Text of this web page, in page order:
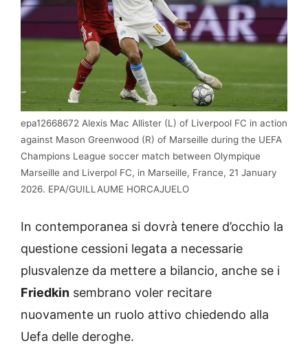
epa12668672 Alexis Mac Allister (L) of Liverpool FC in action
against Mason Greenwood (R) of Marseille during the UEFA
Champions League soccer match between Olympique
Marseille and Liverpol FC, in Marseille, France, 21 January
2026. EPA/GUILLAUME HORCAJUELO
In contemporanea si dovrà tenere d’occhio la
questione cessioni legata a necessarie
plusvalenze da mettere a bilancio, anche se i
Friedkin sembrano voler recitare
nuovamente un ruolo attivo chiedendo alla
Uefa delle deroghe.